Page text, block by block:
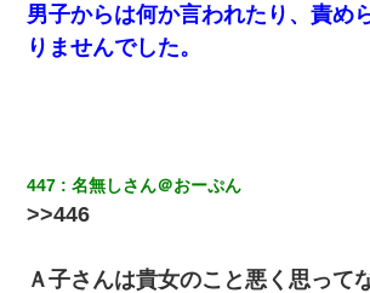
中途採用のAが部長から呼び出された。Aはヘ
ていき、1時間後に号泣しながら出てきて…
朝起きたら嫁がいなかった。俺（嫁も嫁実家
男子からは何か言われたり、責め
りませんでした。
447 名無しさん＠おーぷん
>>446
Ａ子さんは貴女のこと悪く思って